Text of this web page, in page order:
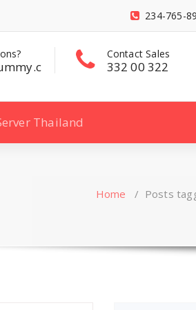
234-765-
Contact Sales
332 00 322
Thailand
Home / Posts